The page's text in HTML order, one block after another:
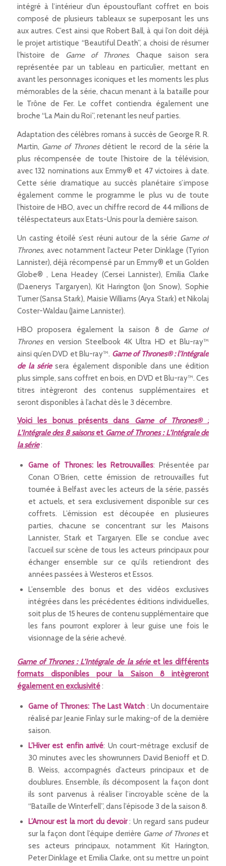
intégré à l’intérieur d’un époustouflant coffret en bois
composé de plusieurs tableaux se superposant les uns
aux autres. C’est ainsi que Robert Ball, à qui l’on doit déjà
le projet artistique “Beautiful Death”, a choisi de résumer
l’histoire de Game of Thrones. Chaque saison sera
représentée par un tableau en particulier, mettant en
avant les personnages iconiques et les moments les plus
mémorables de la série, chacun menant à la bataille pour
le Trône de Fer. Le coffet contiendra également une
broche “La Main du Roi”, retenant les neuf parties.
Adaptation des célèbres romans à succès de George R. R.
Martin, Game of Thronesdétient le record de la série la
plus récompensée de toute l’histoire de la télévision,
avec 132 nominations aux Emmy® et 47 victoires à date.
Cette série dramatique au succès planétaire s’impose
également comme le programme le plus vu de toute
l’histoire de HBO, avec un chiffre record de 44 millions de
téléspectateurs aux Etats-Unis pour la dernière saison.
Un casting étoilé s’est réuni autour de la série Game of
Thrones, avec notamment l’acteur Peter Dinklage (Tyrion
Lannister), déjà récompensé par un Emmy® et un Golden
Globe® , Lena Headey (Cersei Lannister), Emilia Clarke
(Daenerys Targaryen), Kit Harington (Jon Snow), Sophie
Turner (Sansa Stark), Maisie Williams (Arya Stark) et Nikolaj
Coster-Waldau (Jaime Lannister).
HBO proposera également la saison 8 de Game of
Thronesen version Steelbook 4K Ultra HD et Blu-ray™
ainsi qu’en DVD et Blu-ray™. Game of Thrones® : l’Intégrale
de la sériesera également disponible dans une édition
plus simple, sans coffret en bois, en DVD et Blu-ray™. Ces
titres intègreront des contenus supplémentaires et
seront disponibles à l’achat dès le 3 décembre.
Voici les bonus présents dans Game of Thrones® :
L’Intégrale des 8 saisonset Game of Thrones : L’Intégrale de
la série:
Game of Thrones: les Retrouvailles: Présentée par
Conan O’Brien, cette émission de retrouvailles fut
tournée à Belfast avec les acteurs de la série, passés
et actuels, et sera exclusivement disponible sur ces
coffrets. L’émission est découpée en plusieures
parties, chacune se concentrant sur les Maisons
Lannister, Stark et Targaryen. Elle se conclue avec
l’accueil sur scène de tous les acteurs principaux pour
échanger ensemble sur ce qu’ils retiendront des
années passées à Westeros et Essos.
L’ensemble des bonus et des vidéos exclusives
intégrées dans les précédentes éditions individuelles,
soit plus de 15 heures de contenu supplémentaire que
les fans pourront explorer à leur guise une fois le
visionnage de la série achevé.
Game of Thrones : L’Intégrale de la série et les différents
formats disponibles pour la Saison 8 intègreront
également en exclusivité:
Game of Thrones: The Last Watch : Un documentaire
réalisé par Jeanie Finlay sur le making-of de la dernière
saison.
L’Hiver est enfin arrivé: Un court-métrage exclusif de
30 minutes avec les showrunners David Benioff et D.
B. Weiss, accompagnés d’acteurs principaux et de
doublures. Ensemble, ils décomposent la façon dont
ils sont parvenus à réaliser l’incroyable scène de la
“Bataille de Winterfell”, dans l’épisode 3 de la saison 8.
L’Amour est la mort du devoir: Un regard sans pudeur
sur la façon dont l’équipe derrière Game of Throneset
ses acteurs principaux, notamment Kit Harington,
Peter Dinklage et Emilia Clarke, ont su mettre un point